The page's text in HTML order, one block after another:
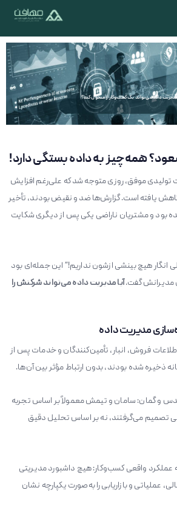
داده می‌تواند یک کسب‌وکار را متحول کند؟
همه‌چیز به داده بستگی دارد!
موفق، روزی متوجه شد که علی‌رغم افزایش
یافته است. گزارش‌ها ضد و نقیض بودند، تأخیر
بود و مشتریان ناراضی یکی پس از دیگری شکایت
انگار هیچ بینشی ازشون نداریم!” این جمله‌ای بود
مدیرانش گفت.آیا مدیریت داده می‌تواند شرکتش را
مدیریت داده
فروش، انبار، تأمین‌کنندگان و خدمات پس از
شده بودند، بدون ارتباط مؤثر بین آن‌ها.
و گمان: سامان و تیمش معمولاً بر اساس تجربه
می‌گرفتند، نه بر اساس تحلیل دقیق
واقعی کسب‌وکار: هیچ داشبورد مدیریتی
عملیاتی و بازاریابی را به‌صورت یکپارچه نشان